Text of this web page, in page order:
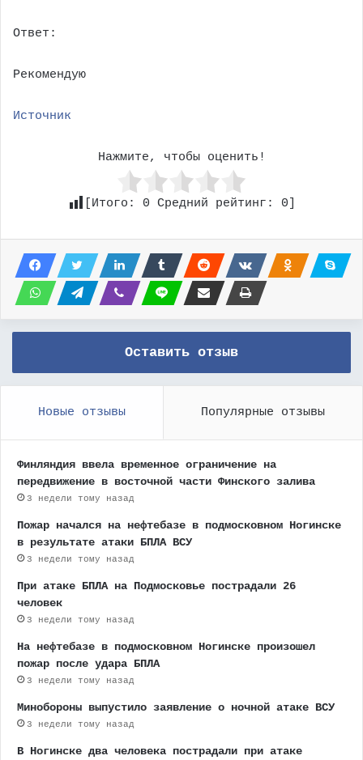
Ответ:
Рекомендую
Источник
Нажмите, чтобы оценить!
[Итого: 0 Средний рейтинг: 0
Оставить отзыв
Новые отзывы Популярные отзывы
Финляндия ввела временное ограничение на
передвижение в восточной части Финского залива
3 недели тому назад
Пожар начался на нефтебазе в подмосковном Ногинске
в результате атаки БПЛА ВСУ
3 недели тому назад
При атаке БПЛА на Подмосковье пострадали 26
человек
3 недели тому назад
На нефтебазе в подмосковном Ногинске произошел
пожар после удара БПЛА
3 недели тому назад
Минобороны выпустило заявление о ночной атаке ВСУ
3 недели тому назад
В Ногинске два человека пострадали при атаке